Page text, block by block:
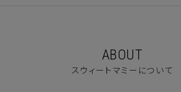
ABOUT
スウィートマミーについて